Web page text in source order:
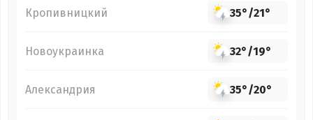
Кропивницкий 35°/21°
Новоукраинка 32°/19°
Александрия 35°/20°